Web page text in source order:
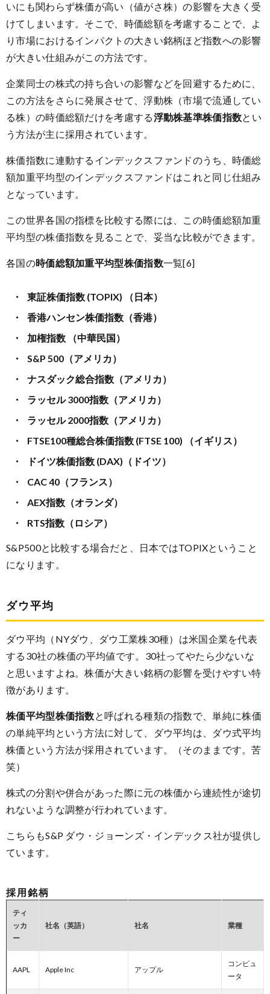
いにも関わらず株価が高い（値がさ株）の影響を大きく受
けてしまいます。そこで、時価総額を考慮することで、よ
り市場におけるインパクトの大きい銘柄ほど指数への影響
が大きい仕組みがこの方法です。
企業同士の株式の持ち合いの影響などを回避するために、
この方法をさらに発展させて、浮動株（市場で流通してい
る株）の時価総額だけを考慮する浮動株基準株価指数とい
う方法が主に採用されています。
株価指数に連動するインデックスファンドのうち、時価総
額加重平均型のインデックスファンドはこれと同じ仕組み
となっています。
この世界各国の指標を比較する際には、この時価総額加重
平均型の株価指数を見ることで、妥当な比較ができます。
各国の時価総額加重平均型株価指数一覧[6]
東証株価指数 (TOPIX) （日本）
香港ハンセン株価指数（香港）
加権指数 （中華民国）
S&P 500（アメリカ）
ナスダック総合指数（アメリカ）
ラッセル 3000指数（アメリカ）
ラッセル 2000指数（アメリカ）
FTSE100種総合株価指数 (FTSE 100) （イギリス）
ドイツ株価指数 (DAX)（ドイツ）
CAC 40（フランス）
AEX指数（オランダ）
RTS指数（ロシア）
S&P500と比較する場合だと、日本ではTOPIXということ
になります。
ダウ平均
ダウ平均（NYダウ、ダウ工業株30種）は米国企業を代表
する30社の株価の平均値です。30社ってやたら少ないな
と思いますよね。株価が大きい銘柄の影響を受けやすい特
徴があります。
株価平均型株価指数と呼ばれる種類の指数で、単純に株価
の単純平均という方法に対して、ダウ平均は、ダウ式平均
株価という方法が採用されています。（そのままです。苦
笑）
株式の分割や併合があった際に元の株価から連続性が途切
れないような調整が行われています。
こちらもS&P ダウ・ジョーンズ・インデックス社が提供し
ています。
採用銘柄
ティ
ッカ
ー
社名（英語） 社名 業種
AAPL Apple Inc アップル
コンピュ
ータ